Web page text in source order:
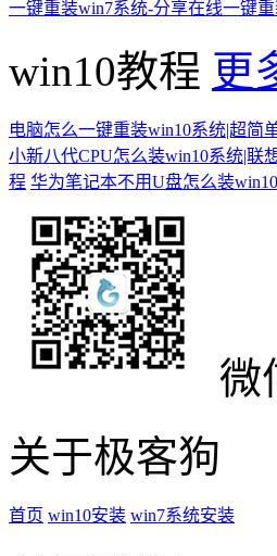
一键重装win7系统-分享在线一键
win10教程 更
电脑怎么一键重装win10系统|超简
小新八代CPU怎么装win10系统|联
程 华为笔记本不用U盘怎么装
微
关于极客狗
首页 win10安装 win7系统安装